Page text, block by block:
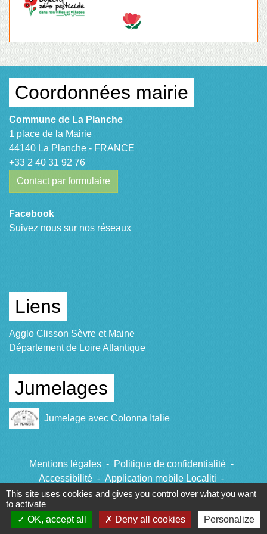
Coordonnées mairie
Commune de La Planche
1 place de la Mairie
44140 La Planche - FRANCE
+33 2 40 31 92 76
Contact par formulaire
Facebook
Suivez nous sur nos réseaux
Liens
Agglo Clisson Sèvre et Maine
Département de Loire Atlantique
Jumelages
Jumelage avec Colonna Italie
Mentions légales - Politique de confidentialité -
Accessibilité - Application mobile Localiti -
Plan du site - Gestion des cookies
Site créé en partenariat avec Réseau des Communes
This site uses cookies and gives you control over what you want
to activate
OK, accept all
Deny all cookies Personalize